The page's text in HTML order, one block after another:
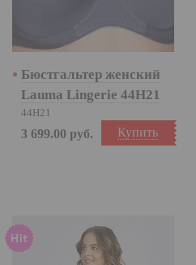
Бюстгальтер женский
Lauma Lingerie 44H21
44H21
Купить
3 699.00 руб.